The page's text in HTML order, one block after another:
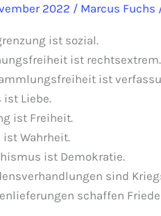
2022 / Marcus Fuchs
ist sozial.
ist rechtsextrem.
ist
ist Liebe.
ist Freiheit.
ist Wahrheit.
ist Demokratie.
sind
schaffen